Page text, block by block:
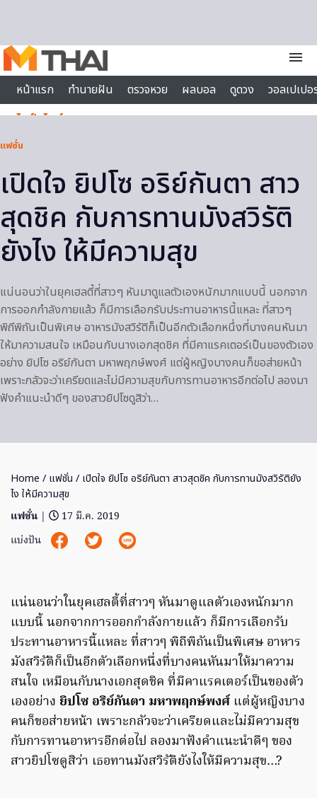
menu
หน้าแรก
ทำนายฝัน ตรวจหวย ผลบอล ดูดวง
วอลเปเป
ไลฟ์สไตล์
แฟชั่น
เปิดใจ ยิปโซ อริย์กันตา สาว
สุดชิค กับการทานมังสวิรัติ
ยังไง ให้มีความสุข
แน่นอนว่าในยุคเฮลตี้ที่สาวๆ หันมาดูแลตัวเองหนักมากแบบนี้ นอกจาก
การออกกำลังกายแล้ว ก็มีการเลือกรับประทานอาหารนี้แหละ ที่สาวๆ
พิถีพิถันเป็นพิเศษ อาหารมังสวิรัติก็เป็นอีกตัวเลือกหนึ่งที่บางคนหันมา
ให้มาความสนใจ เหมือนกับนางเอกสุดชิค ที่มีคาแรคเตอร์เป็นของตัวเอง
อย่าง ยิปโซ อริย์กันตา มหาพฤกษ์พงศ์ แต่ผู้หญิงบางคนก็ขอส่ายหน้า
เพราะกลัวจะว่าเครียดและไม่มีความสุขกับการทานอาหารอีกต่อไป ลองมา
ฟังคำแนะนำดีๆ ของสาวยิปโซดูสิว่า…
Home / แฟชั่น / เปิดใจ ยิปโซ อริย์กันตา สาวสุดชิค กับการทานมังสวิรัติยัง
ไง ให้มีความสุข
แฟชั่น |
17 มี.ค. 2019
แบ่งปัน
แน่นอนว่าในยุคเฮลตี้ที่สาวๆ หันมาดูแลตัวเองหนักมาก
แบบนี้ นอกจากการออกกำลังกายแล้ว ก็มีการเลือกรับ
ประทานอาหารนี้แหละ ที่สาวๆ พิถีพิถันเป็นพิเศษ อาหาร
มังสวิรัติก็เป็นอีกตัวเลือกหนึ่งที่บางคนหันมาให้มาความ
สนใจ เหมือนกับนางเอกสุดชิค ที่มีคาแรคเตอร์เป็นของตัว
เองอย่าง ยิปโซ อริย์กันตา มหาพฤกษ์พงศ์ แต่ผู้หญิงบาง
คนก็ขอส่ายหน้า เพราะกลัวจะว่าเครียดและไม่มีความสุข
กับการทานอาหารอีกต่อไป ลองมาฟังคำแนะนำดีๆ ของ
สาวยิปโซดูสิว่า เธอทานมังสวิรัติยังไงให้มีความสุข…?